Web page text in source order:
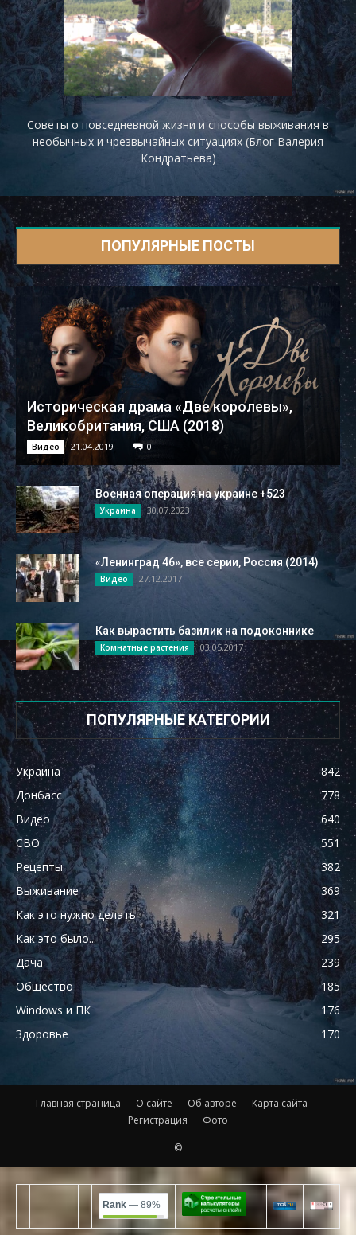
Советы о повседневной жизни и способы выживания в
необычных и чрезвычайных ситуациях (Блог Валерия
Кондратьева)
ПОПУЛЯРНЫЕ ПОСТЫ
Историческая драма «Две королевы»,
Великобритания, США (2018)
Видео 21.04.2019 0
Военная операция на украине +523
Украина 30.07.2023
«Ленинград 46», все серии, Россия (2014)
Видео 27.12.2017
Как вырастить базилик на подоконнике
Комнатные растения 03.05.2017
ПОПУЛЯРНЫЕ КАТЕГОРИИ
Украина
842
Донбасс
778
Видео
640
СВО
551
Рецепты
382
Выживание
369
Как это нужно делать
321
Как это было...
295
Дача
239
Общество
185
Windows и ПК
176
Здоровье
170
Главная страница О сайте Об авторе
Карта сайта
Регистрация
Фото
©
Rank — 89%